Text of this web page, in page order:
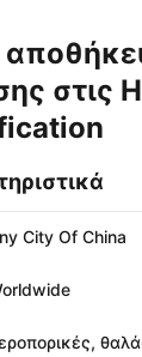
στις
City Of China